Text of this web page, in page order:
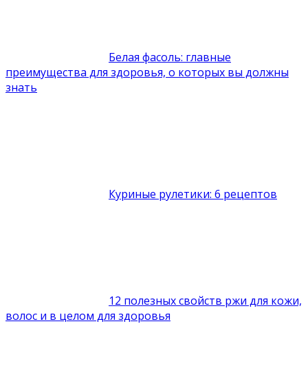
Белая фасоль: главные
преимущества для здоровья, о которых вы должны
знать
Куриные рулетики: 6 рецептов
12 полезных свойств ржи для кожи,
волос и в целом для здоровья